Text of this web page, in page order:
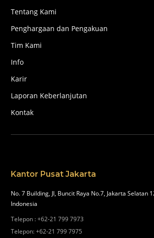
Tentang Kami
Penghargaan dan Pengakuan
Tim Kami
Info
Karir
Laporan Keberlanjutan
Kontak
Kantor Pusat Jakarta
No. 7 Building, Jl, Buncit Raya No.7, Jakarta Selatan
Indonesia
Telepon :+62-21 799 7973
Telepon:+62-21 799 7975